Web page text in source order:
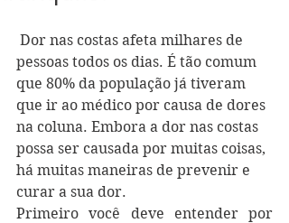
pessoas todos os dias. É tão comum
que 80% da população já tiveram
que ir ao médico por causa de dores
na coluna. Embora a dor nas costas
possa ser causada por muitas coisas,
há muitas maneiras de prevenir e
curar a sua dor.
Primeiro você deve entender por